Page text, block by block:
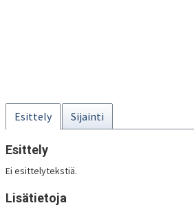
Esittely Sijainti
Esittely
Ei esittelytekstiä.
Lisätietoja